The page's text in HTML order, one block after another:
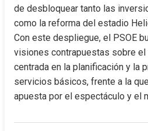
de desbloquear tanto las
como la reforma del estadio
Con este despliegue, el PSOE
visiones contrapuestas sobre el
centrada en la planificación y la
servicios básicos, frente a la
apuesta por el espectáculo y el